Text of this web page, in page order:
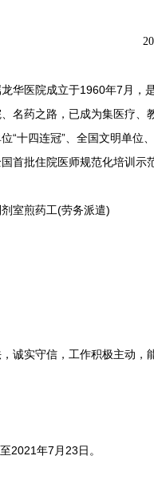
医院成立于1960年7月，
名药之路，已成为集医疗
“十四连冠”、全国文明单
首批住院医师规范化培训
室煎药工(劳务派遣)
实守信，工作积极主动，
年7月23日。